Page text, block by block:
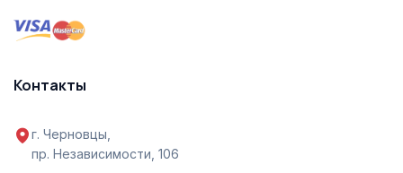
Контакты
г. Черновцы,
пр. Независимости, 106